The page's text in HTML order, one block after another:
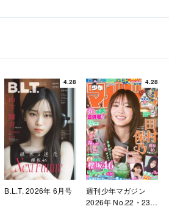
4.28
B.L.T. 2026年 6月号
4.28
週刊少年マガジン
2026年 No.22・23